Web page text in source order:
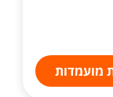
מועמדות